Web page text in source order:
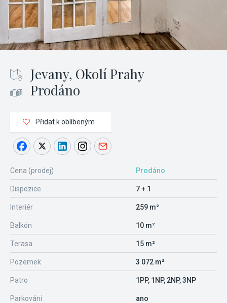
Jevany, Okolí Prahy
Prodáno
Přidat k oblíbeným
Cena (prodej) Prodáno
Dispozice 7 + 1
Interiér 259 m²
Balkón 10 m²
Terasa 15 m²
Pozemek 3 072 m²
Patro 1PP, 1NP, 2NP, 3NP
Parkování ano